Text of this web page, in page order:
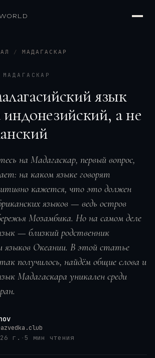
/ МАДАГАСКАР
МАДАГАСКАР
язык
а не
на Мадагаскар, первый вопрос,
на каком языке говорят
кажется, что это должен
языков — ведь остров
Мозамбика. Но на самом деле
— близкий родственник
языков Океании. В этой статье
получилось, найдём общие слова и
Мадагаскара уникален среди
г. · 5 мин чтения